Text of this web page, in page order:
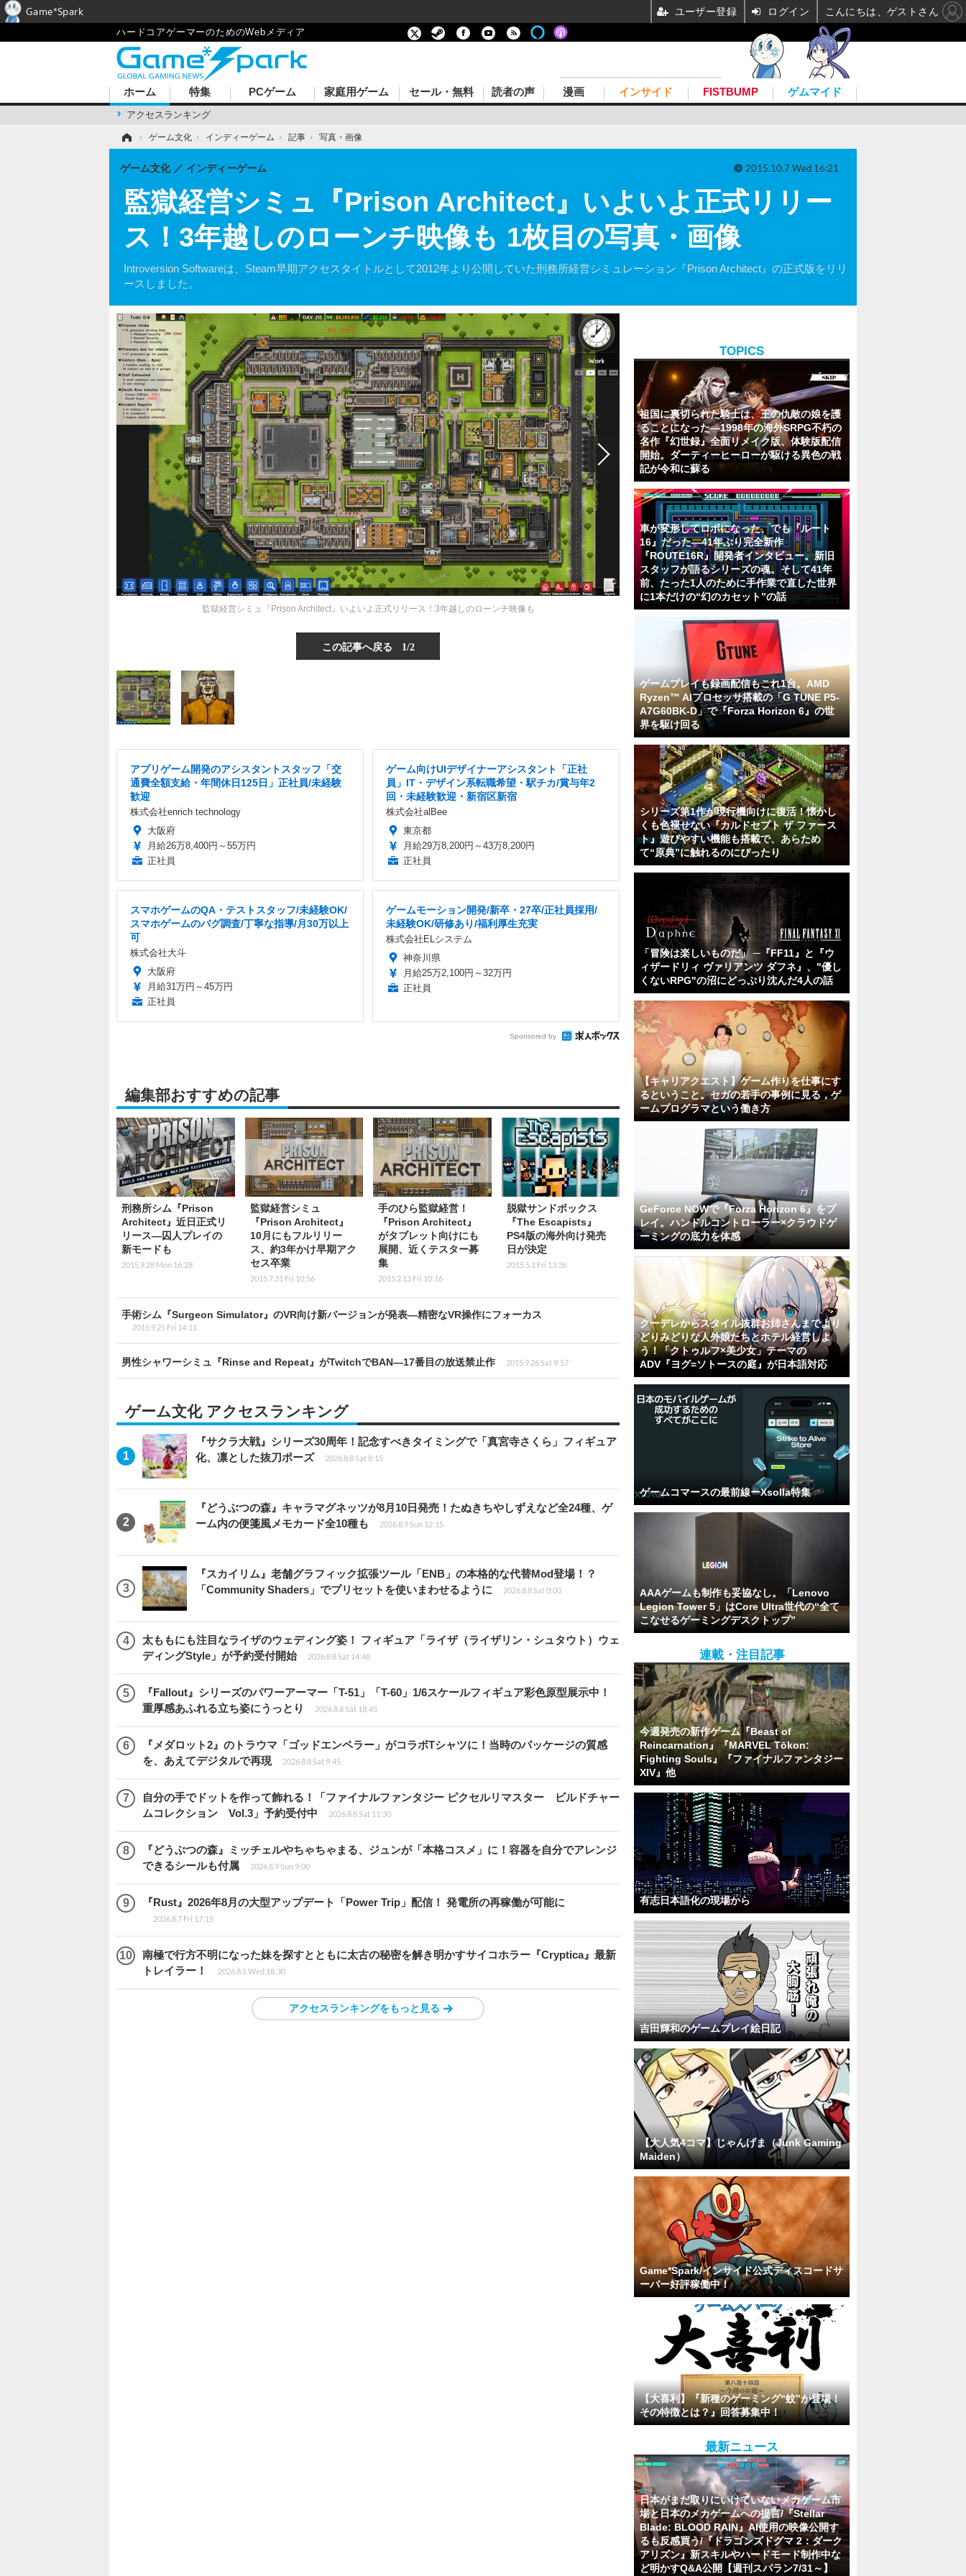
ハードコアゲーマーのためのWebメディア
ホーム
アクセスランキング
特集 PCゲーム 家庭用ゲーム セール・無料 読者の声 漫画 インサイド FISTBUMP ゲムマイド
› ゲーム文化 › インディーゲーム › 記事 › 写真・画像
監獄経営シミュ『Prison Architect』いよいよ正式リリー
ス！3年越しのローンチ映像も 1枚目の写真・画像
Introversion Softwareは、Steam早期アクセスタイトルとして2012年より公開していた刑務所経営シミュレーション『Prison Architect』の正式版をリリ
ースしました。
ゲーム文化 インディーゲーム 2015.10.7 Wed 16:21
監獄経営シミュ『Prison Architect』いよいよ正式リリース！3年越しのローンチ映像も
この記事へ戻る 1/2
アプリゲーム開発のアシスタントスタッフ「交
通費全額支給・年間休日125日」正社員/未経験
歓迎
株式会社enrich technology
大阪府
月給26万8,400円～55万円
正社員
ゲーム向けUIデザイナーアシスタント「正社
員」IT・デザイン系転職希望・駅チカ/賞与年2
回・未経験歓迎・新宿区新宿
株式会社alBee
東京都
月給29万8,200円～43万8,200円
正社員
スマホゲームのQA・テストスタッフ/未経験OK/
スマホゲームのバグ調査/丁寧な指導/月30万以上
可
株式会社大斗
大阪府
月給31万円～45万円
正社員
ゲームモーション開発/新卒・27卒/正社員採用/
未経験OK/研修あり/福利厚生充実
株式会社ELシステム
神奈川県
月給25万2,100円～32万円
正社員
Sponsored by
編集部おすすめの記事
刑務所シム『Prison
Architect』近日正式リ
リース―囚人プレイの
新モードも
2015.9.28 Mon 16:28
監獄経営シミュ
『Prison Architect』
10月にもフルリリー
ス、約3年かけ早期アク
セス卒業
2015.7.31 Fri 10:56
手のひら監獄経営！
『Prison Architect』
がタブレット向けにも
展開、近くテスター募
集
2015.2.13 Fri 10:16
脱獄サンドボックス
『The Escapists』
PS4版の海外向け発売
日が決定
2015.5.1 Fri 13:36
手術シム『Surgeon Simulator』のVR向け新バージョンが発表―精密なVR操作にフォーカス
2015.9.25 Fri 14:11
男性シャワーシミュ『Rinse and Repeat』がTwitchでBAN―17番目の放送禁止作 2015.9.26 Sat 9:57
ゲーム文化 アクセスランキング
『サクラ大戦』シリーズ30周年！記念すべきタイミングで「真宮寺さくら」フィギュア
化、凛とした抜刀ポーズ
2026.8.8 Sat 8:15
『どうぶつの森』キャラマグネッツが8月10日発売！たぬきちやしずえなど全24種、ゲ
ーム内の便箋風メモカード全10種も
2026.8.9 Sun 12:15
『スカイリム』老舗グラフィック拡張ツール「ENB」の本格的な代替Mod登場！？
「Community Shaders」でプリセットを使いまわせるように
2026.8.8 Sat 0:00
太ももにも注目なライザのウェディング姿！ フィギュア「ライザ（ライザリン・シュタウト）ウェ
ディングStyle」が予約受付開始
2026.8.8 Sat 14:48
『Fallout』シリーズのパワーアーマー「T-51」「T-60」1/6スケールフィギュア彩色原型展示中！
重厚感あふれる立ち姿にうっとり
2026.8.8 Sat 18:45
『メダロット2』のトラウマ「ゴッドエンペラー」がコラボTシャツに！当時のパッケージの質感
を、あえてデジタルで再現
2026.8.8 Sat 9:45
自分の手でドットを作って飾れる！「ファイナルファンタジー ピクセルリマスター ビルドチャー
ムコレクション Vol.3」予約受付中
2026.8.8 Sat 11:30
『どうぶつの森』ミッチェルやちゃちゃまる、ジュンが「本格コスメ」に！容器を自分でアレンジ
できるシールも付属
2026.8.9 Sun 9:00
『Rust』2026年8月の大型アップデート「Power Trip」配信！ 発電所の再稼働が可能に
2026.8.7 Fri 17:15
南極で行方不明になった妹を探すとともに太古の秘密を解き明かすサイコホラー『Cryptica』最新
トレイラー！
2026.8.5 Wed 18:30
アクセスランキングをもっと見る
TOPICS
祖国に裏切られた騎士は、王の仇敵の娘を護
ることになった―1998年の海外SRPG不朽の
名作『幻世録』全面リメイク版、体験版配信
開始。ダーティーヒーローが駆ける異色の戦
記が令和に蘇る
車が変形してロボになった、でも『ルート
16』だった―41年ぶり完全新作
『ROUTE16R』開発者インタビュー。新旧
スタッフが語るシリーズの魂。そして41年
前、たった1人のために手作業で直した世界
に1本だけの“幻のカセット”の話
ゲームプレイも録画配信もこれ1台。AMD
Ryzen™ AIプロセッサ搭載の「G TUNE P5-
A7G60BK-D」で『Forza Horizon 6』の世
界を駆け回る
シリーズ第1作が現行機向けに復活！懐かし
くも色褪せない『カルドセプト ザ ファース
ト』遊びやすい機能も搭載で、あらため
て“原典”に触れるのにぴったり
「冒険は楽しいものだ」 ─『FF11』と『ウ
ィザードリィ ヴァリアンツ ダフネ』、"優し
くないRPG"の沼にどっぷり沈んだ4人の話
【キャリアクエスト】ゲーム作りを仕事にす
るということ。セガの若手の事例に見る，ゲ
ームプログラマという働き方
GeForce NOWで『Forza Horizon 6』をプ
レイ。ハンドルコントローラー×クラウドゲ
ーミングの底力を体感
クーデレからスタイル抜群お姉さんまでより
どりみどりな人外娘たちとホテル経営しよ
う！「クトゥルフ×美少女」テーマの
ADV『ヨグ=ソトースの庭』が日本語対応
ゲームコマースの最前線ーXsolla特集
AAAゲームも制作も妥協なし。「Lenovo
Legion Tower 5」はCore Ultra世代の“全て
こなせるゲーミングデスクトップ”
連載・注目記事
今週発売の新作ゲーム『Beast of
Reincarnation』『MARVEL Tōkon:
Fighting Souls』『ファイナルファンタジー
XIV』他
有志日本語化の現場から
吉田輝和のゲームプレイ絵日記
【大人気4コマ】じゃんげま（Junk Gaming
Maiden）
Game*Spark/インサイド公式ディスコードサ
ーバー好評稼働中！
【大喜利】『新種のゲーミング“蚊”が登場！
その特徴とは？』回答募集中！
最新ニュース
日本がまだ取りにいけていないメカゲーム市
場と日本のメカゲームへの提言/『Stellar
Blade: BLOOD RAIN』AI使用の映像公開す
るも反感買う/『ドラゴンズドグマ 2：ダーク
アリズン』新スキルやハードモード制作中な
ど明かすQ&A公開【週刊スパラン7/31～】
Game*Spark ユーザー登録 ログイン こんにちは、ゲストさん